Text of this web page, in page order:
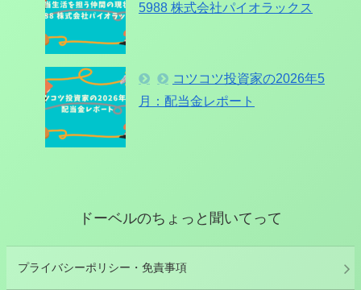
5988 株式会社パイオラックス
コツコツ投資家の2026年5
月：配当金レポート
ドーベルのちょっと聞いてって
プライバシーポリシー・免責事項